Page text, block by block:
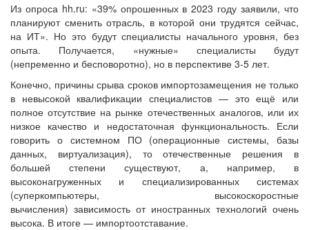
Из опроса hh.ru: «39% опрошенных в 2023 году заявили, что
планируют сменить отрасль, в которой они трудятся сейчас,
на ИТ». Но это будут специалисты начального уровня, без
опыта. Получается, «нужные» специалисты будут
(непременно и бесповоротно), но в перспективе 3-5 лет.
Конечно, причины срыва сроков импортозамещения не только
в невысокой квалификации специалистов — это ещё или
полное отсутствие на рынке отечественных аналогов, или их
низкое качество и недостаточная функциональность. Если
говорить о системном ПО (операционные системы, базы
данных, виртуализация), то отечественные решения в
большей степени существуют, а, например, в
высоконагруженных и специализированных системах
(суперкомпьютеры, высокоскоростные
вычисления) зависимость от иностранных технологий очень
высока. В итоге — импортоотставание.